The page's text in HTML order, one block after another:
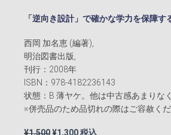
「逆向き設計」で確かな学力を保障す
西岡 加名恵 (編著),
明治図書出版,
刊行：2008年
ISBN：978-4182236143
状態：B 薄ヤケ。他は中古感あまりな
※併売品のため品切れの際はご容赦くだ
¥1,500元
¥1,300現
税込